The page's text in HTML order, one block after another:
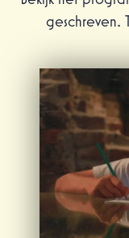
geschreven.